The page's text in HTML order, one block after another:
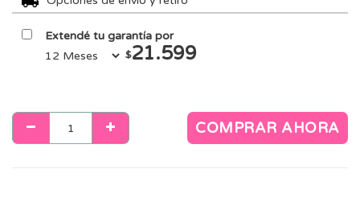
Extendé tu garantía por
$21.599
COMPRAR AHORA